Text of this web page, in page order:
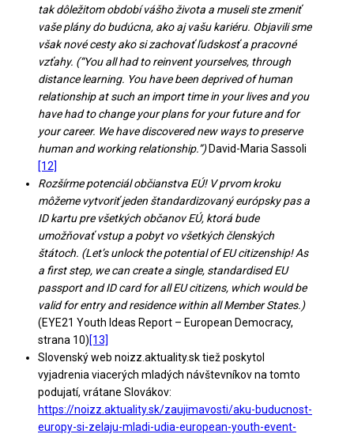
tak dôležitom období vášho života a museli ste zmeniť
vaše plány do budúcna, ako aj vašu kariéru. Objavili sme
však nové cesty ako si zachovať ľudskosť a pracovné
vzťahy. (“You all had to reinvent yourselves, through
distance learning. You have been deprived of human
relationship at such an import time in your lives and you
have had to change your plans for your future and for
your career. We have discovered new ways to preserve
human and working relationship.”)David-Maria Sassoli
[12]
Rozšírme potenciál občianstva EÚ! V prvom kroku
môžeme vytvoriť jeden štandardizovaný európsky pas a
ID kartu pre všetkých občanov EÚ, ktorá bude
umožňovať vstup a pobyt vo všetkých členských
štátoch. (Let’s unlock the potential of EU citizenship! As
a first step, we can create a single, standardised EU
passport and ID card for all EU citizens, which would be
valid for entry and residence within all Member States.)
(EYE21 Youth Ideas Report – European Democracy,
strana 10)[13]
Slovenský web noizz.aktuality.sk tiež poskytol
vyjadrenia viacerých mladých návštevníkov na tomto
podujatí, vrátane Slovákov:
https://noizz.aktuality.sk/zaujimavosti/aku-buducnost-
europy-si-zelaju-mladi-udia-european-youth-event-